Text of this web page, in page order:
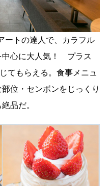
ートの達人で、カラフル
中心に大人気！ プラス
てもらえる。食事メニュ
位・センボンをじっくり
品だ。